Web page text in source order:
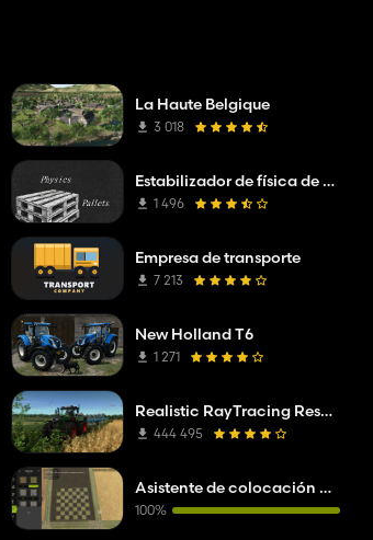
La Haute Belgique
3 018
Estabilizador de física de paletas
1 496
Empresa de transporte
7 213
New Holland T6
1 271
Realistic RayTracing Reshade Preset
444 495
Asistente de colocación de precisión (PPA)
100%